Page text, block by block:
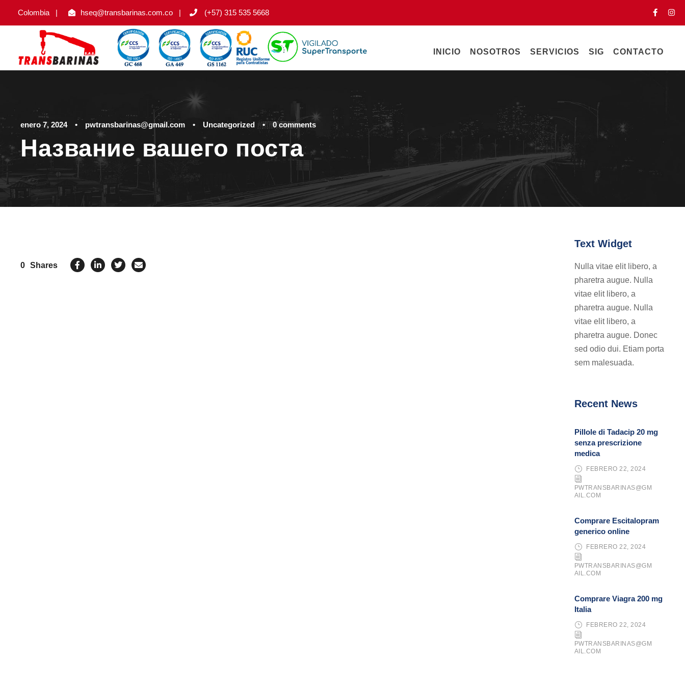
Colombia | hseq@transbarinas.com.co | (+57) 315 535 5668
INICIO NOSOTROS SERVICIOS SIG CONTACTO
enero 7, 2024 • pwtransbarinas@gmail.com • Uncategorized • 0 comments
Название вашего поста
0 Shares
Text Widget
Nulla vitae elit libero, a
pharetra augue. Nulla
vitae elit libero, a
pharetra augue. Nulla
vitae elit libero, a
pharetra augue. Donec
sed odio dui. Etiam porta
sem malesuada.
Recent News
Pillole di Tadacip 20 mg
senza prescrizione
medica
FEBRERO 22, 2024
PWTRANSBARINAS@GM
AIL.COM
Comprare Escitalopram
generico online
FEBRERO 22, 2024
PWTRANSBARINAS@GM
AIL.COM
Comprare Viagra 200 mg
Italia
FEBRERO 22, 2024
PWTRANSBARINAS@GM
AIL.COM